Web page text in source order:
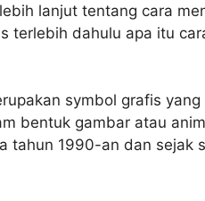
lanjut tentang cara
terlebih dahulu apa itu
symbol grafis
bentuk gambar atau
tahun 1990-an dan sejak